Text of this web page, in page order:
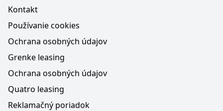
Kontakt
Používanie cookies
Ochrana osobných údajov
Grenke leasing
Ochrana osobných údajov
Quatro leasing
Reklamačný poriadok